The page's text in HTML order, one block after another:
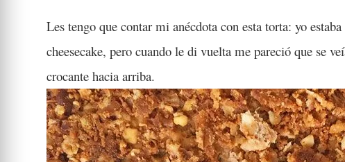
Les tengo que contar mi anécdota con esta torta: yo
cheesecake, pero cuando le di vuelta me pareció que se
crocante hacia arriba.